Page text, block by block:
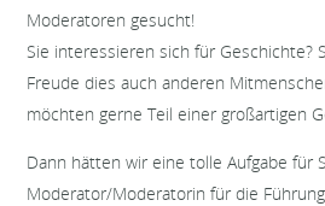
Moderatoren gesucht!
Sie interessieren sich für Geschichte?
Freude dies auch anderen
möchten gerne Teil einer großartigen
Dann hätten wir eine tolle Aufgabe für
Moderator/Moderatorin für die